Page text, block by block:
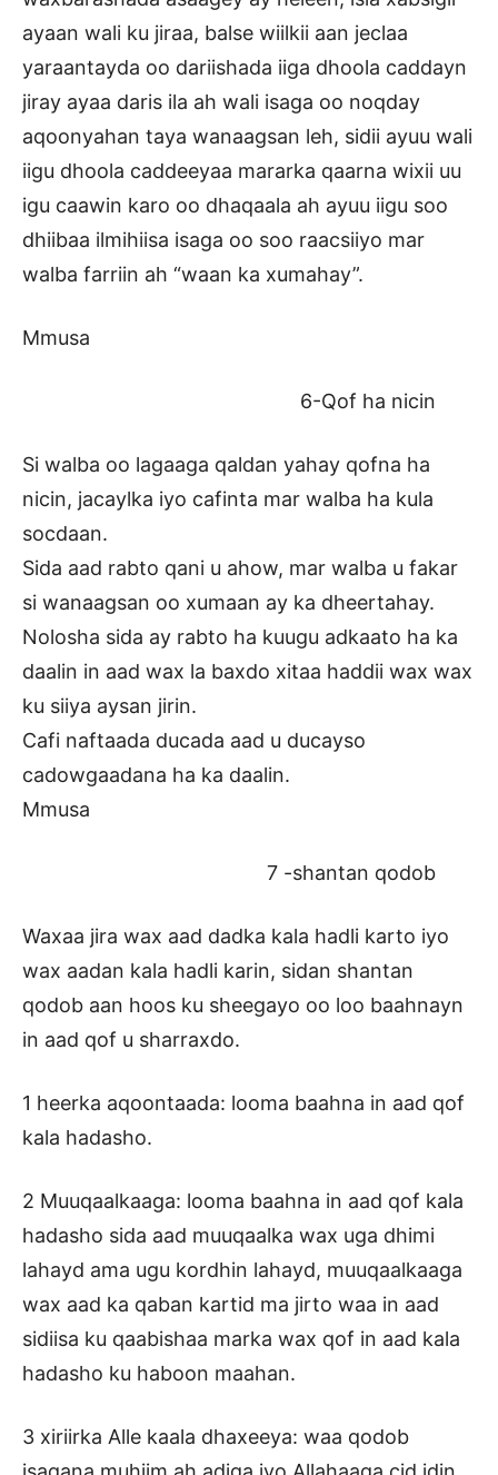
ayaan wali ku jiraa, balse wiilkii aan jeclaa
yaraantayda oo dariishada iiga dhoola caddayn
jiray ayaa daris ila ah wali isaga oo noqday
aqoonyahan taya wanaagsan leh, sidii ayuu wali
iigu dhoola caddeeyaa mararka qaarna wixii uu
igu caawin karo oo dhaqaala ah ayuu iigu soo
dhiibaa ilmihiisa isaga oo soo raacsiiyo mar
walba farriin ah “waan ka xumahay”.
Mmusa
6-Qof ha nicin
Si walba oo lagaaga qaldan yahay qofna ha
nicin, jacaylka iyo cafinta mar walba ha kula
socdaan.
Sida aad rabto qani u ahow, mar walba u fakar
si wanaagsan oo xumaan ay ka dheertahay.
Nolosha sida ay rabto ha kuugu adkaato ha ka
daalin in aad wax la baxdo xitaa haddii wax wax
ku siiya aysan jirin.
Cafi naftaada ducada aad u ducayso
cadowgaadana ha ka daalin.
Mmusa
7 -shantan qodob
Waxaa jira wax aad dadka kala hadli karto iyo
wax aadan kala hadli karin, sidan shantan
qodob aan hoos ku sheegayo oo loo baahnayn
in aad qof u sharraxdo.
1 heerka aqoontaada: looma baahna in aad qof
kala hadasho.
2 Muuqaalkaaga: looma baahna in aad qof kala
hadasho sida aad muuqaalka wax uga dhimi
lahayd ama ugu kordhin lahayd, muuqaalkaaga
wax aad ka qaban kartid ma jirto waa in aad
sidiisa ku qaabishaa marka wax qof in aad kala
hadasho ku haboon maahan.
3 xiriirka Alle kaala dhaxeeya: waa qodob